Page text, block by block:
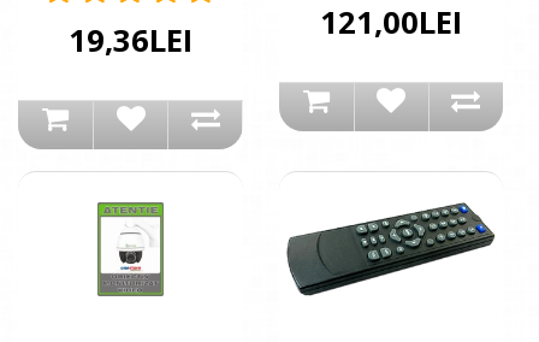
19,36LEI 121,00LEI